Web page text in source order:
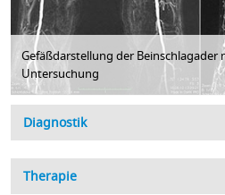
Gefäßdarstellung der Beinschlagader
Untersuchung
Diagnostik
Therapie